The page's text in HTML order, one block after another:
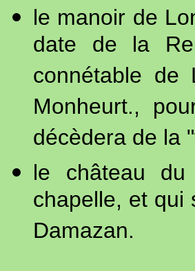
le manoir de
date de la
connétable
Monheurt.,
décèdera de la
le château
chapelle, et qui
Damazan.